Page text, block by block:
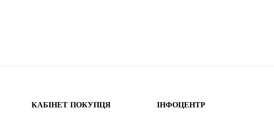
КАБІНЕТ ПОКУПЦЯ ІНФОЦЕНТР